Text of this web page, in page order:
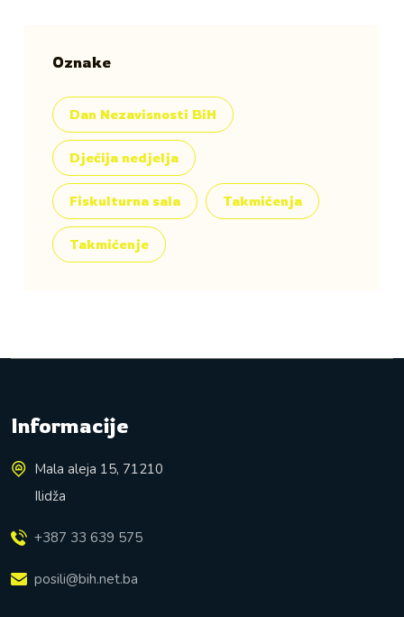
Oznake
Dan Nezavisnosti BiH
Dječija nedjelja
Fiskulturna sala Takmičenja
Takmičenje
Informacije
Mala aleja 15, 71210
Ilidža
+387 33 639 575
posili@bih.net.ba